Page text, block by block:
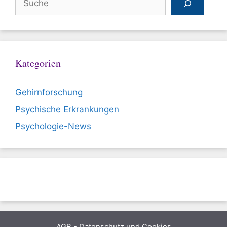
Kategorien
Gehirnforschung
Psychische Erkrankungen
Psychologie-News